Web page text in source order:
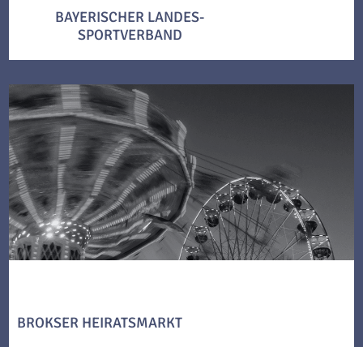
BAYERISCHER LANDES-
SPORTVERBAND
BROKSER HEIRATSMARKT